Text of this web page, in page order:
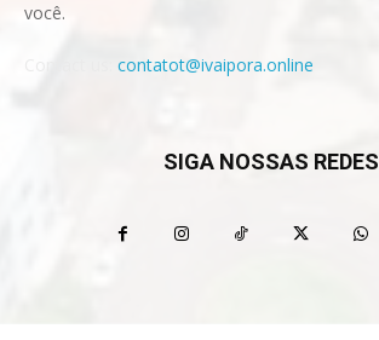
você.
contatot@ivaipora.online
SIGA NOSSAS REDES